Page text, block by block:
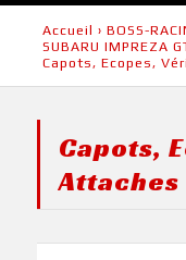
Accueil › BOSS-
SUBARU IMPREZA
Capots, Ecopes,
Capots,
Attaches